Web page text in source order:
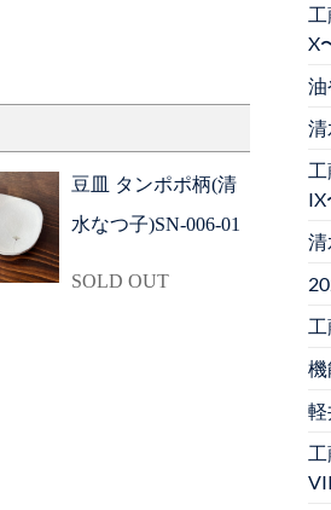
豆皿 タンポポ柄(清
水なつ子)SN-006-01
SOLD OUT
X
IX
機